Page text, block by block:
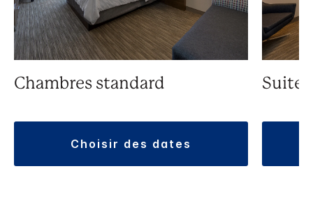
Chambres standard
choisir des dates
Suite